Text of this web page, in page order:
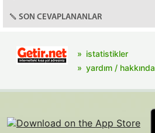
SON CEVAPLANANLAR
istatistikler
yardım / hakkında